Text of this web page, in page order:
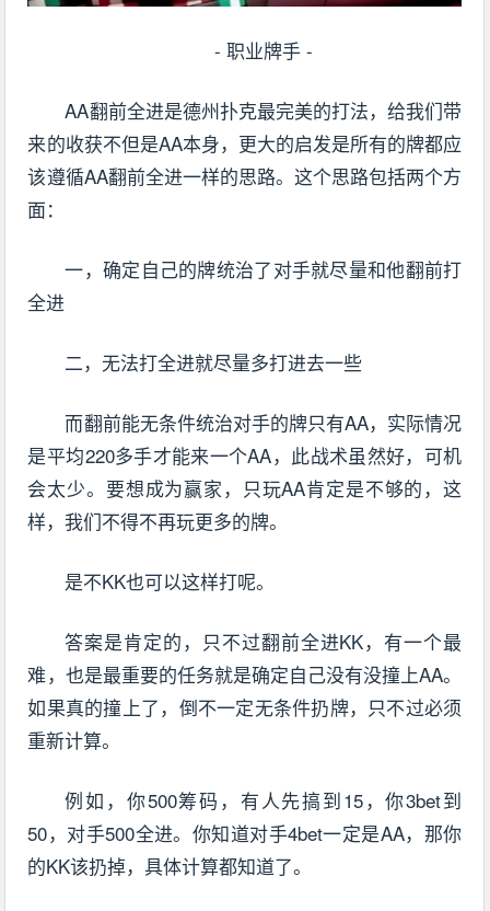
- 职业牌手 -
AA翻前全进是德州扑克最完美的打法，给我们带
来的收获不但是AA本身，更大的启发是所有的牌都应
该遵循AA翻前全进一样的思路。这个思路包括两个方
面：
一，确定自己的牌统治了对手就尽量和他翻前打
全进
二，无法打全进就尽量多打进去一些
而翻前能无条件统治对手的牌只有AA，实际情况
是平均220多手才能来一个AA，此战术虽然好，可机
会太少。要想成为赢家，只玩AA肯定是不够的，这
样，我们不得不再玩更多的牌。
是不KK也可以这样打呢。
答案是肯定的，只不过翻前全进KK，有一个最
难，也是最重要的任务就是确定自己没有没撞上AA。
如果真的撞上了，倒不一定无条件扔牌，只不过必须
重新计算。
例如，你500筹码，有人先搞到15，你3bet到
50，对手500全进。你知道对手4bet一定是AA，那你
的KK该扔掉，具体计算都知道了。